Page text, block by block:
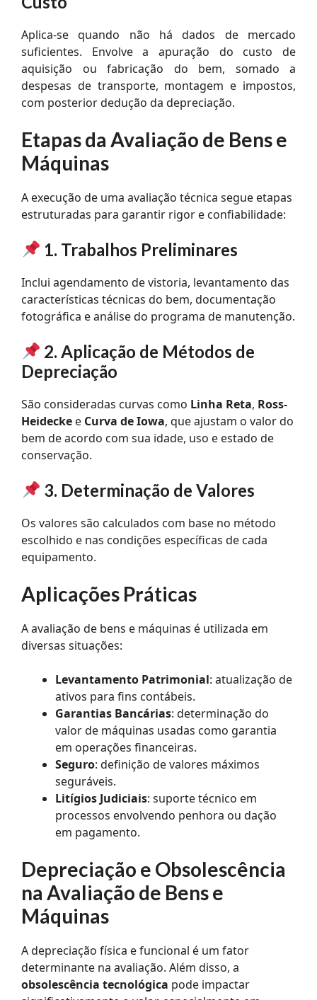
Aplica-se quando não há dados de mercado
suficientes. Envolve a apuração do custo de
aquisição ou fabricação do bem, somado a
despesas de transporte, montagem e impostos,
com posterior dedução da depreciação.
Etapas da Avaliação de Bens e
Máquinas
A execução de uma avaliação técnica segue etapas
estruturadas para garantir rigor e confiabilidade:
1. Trabalhos Preliminares
Inclui agendamento de vistoria, levantamento das
características técnicas do bem, documentação
fotográfica e análise do programa de manutenção.
2. Aplicação de Métodos de
Depreciação
São consideradas curvas como Linha Reta, Ross-
Heidecke e Curva de Iowa, que ajustam o valor do
bem de acordo com sua idade, uso e estado de
conservação.
3. Determinação de Valores
Os valores são calculados com base no método
escolhido e nas condições específicas de cada
equipamento.
Aplicações Práticas
A avaliação de bens e máquinas é utilizada em
diversas situações:
Levantamento Patrimonial: atualização de
ativos para fins contábeis.
Garantias Bancárias: determinação do
valor de máquinas usadas como garantia
em operações financeiras.
Seguro: definição de valores máximos
seguráveis.
Litígios Judiciais: suporte técnico em
processos envolvendo penhora ou dação
em pagamento.
Depreciação e Obsolescência
na Avaliação de Bens e
Máquinas
A depreciação física e funcional é um fator
determinante na avaliação. Além disso, a
obsolescência tecnológica pode impactar